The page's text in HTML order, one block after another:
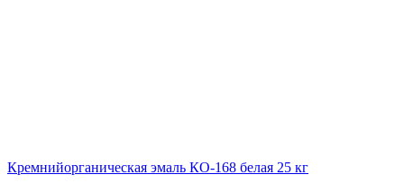
Кремнийорганическая эмаль КО-168 белая 25 кг